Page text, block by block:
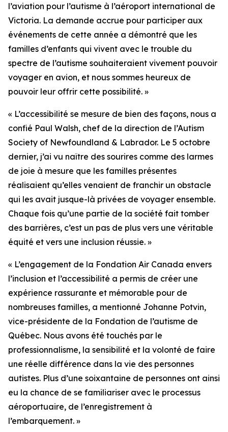
l’aviation pour l’autisme à l’aéroport international de
Victoria. La demande accrue pour participer aux
événements de cette année a démontré que les
familles d’enfants qui vivent avec le trouble du
spectre de l’autisme souhaiteraient vivement pouvoir
voyager en avion, et nous sommes heureux de
pouvoir leur offrir cette possibilité. »
« L’accessibilité se mesure de bien des façons, nous a
confié Paul Walsh, chef de la direction de l’Autism
Society of Newfoundland & Labrador. Le 5 octobre
dernier, j’ai vu naître des sourires comme des larmes
de joie à mesure que les familles présentes
réalisaient qu’elles venaient de franchir un obstacle
qui les avait jusque-là privées de voyager ensemble.
Chaque fois qu’une partie de la société fait tomber
des barrières, c’est un pas de plus vers une véritable
équité et vers une inclusion réussie. »
« L’engagement de la Fondation Air Canada envers
l’inclusion et l’accessibilité a permis de créer une
expérience rassurante et mémorable pour de
nombreuses familles, a mentionné Johanne Potvin,
vice-présidente de la Fondation de l’autisme de
Québec. Nous avons été touchés par le
professionnalisme, la sensibilité et la volonté de faire
une réelle différence dans la vie des personnes
autistes. Plus d’une soixantaine de personnes ont ainsi
eu la chance de se familiariser avec le processus
aéroportuaire, de l’enregistrement à
l’embarquement. »